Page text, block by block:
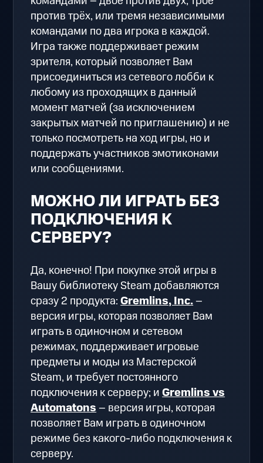
против трёх, или тремя независимыми
командами по два игрока в каждой.
Игра также поддерживает режим
зрителя, который позволяет Вам
присоединиться из сетевого лобби к
любому из проходящих в данный
момент матчей (за исключением
закрытых матчей по приглашению) и не
только посмотреть на ход игры, но и
поддержать участников эмотиконами
или сообщениями.
МОЖНО ЛИ ИГРАТЬ БЕЗ
ПОДКЛЮЧЕНИЯ К
СЕРВЕРУ?
Да, конечно! При покупке этой игры в
Вашу библиотеку Steam добавляются
сразу 2 продукта:Gremlins, Inc.–
версия игры, которая позволяет Вам
играть в одиночном и сетевом
режимах, поддерживает игровые
предметы и моды из Мастерской
Steam, и требует постоянного
подключения к серверу; иGremlins vs
Automatons– версия игры, которая
позволяет Вам играть в одиночном
режиме без какого-либо подключения к
серверу.